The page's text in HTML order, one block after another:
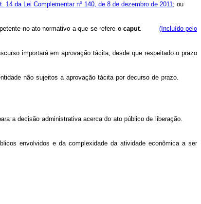
14 da Lei Complementar nº 140, de 8 de dezembro de 2011; ou
no ato normativo a que se refere ocaput. (Incluído pelo
importará em aprovação tácita, desde que respeitado o prazo
não sujeitos a aprovação tácita por decurso de prazo.
a decisão administrativa acerca do ato público de liberação.
envolvidos e da complexidade da atividade econômica a ser